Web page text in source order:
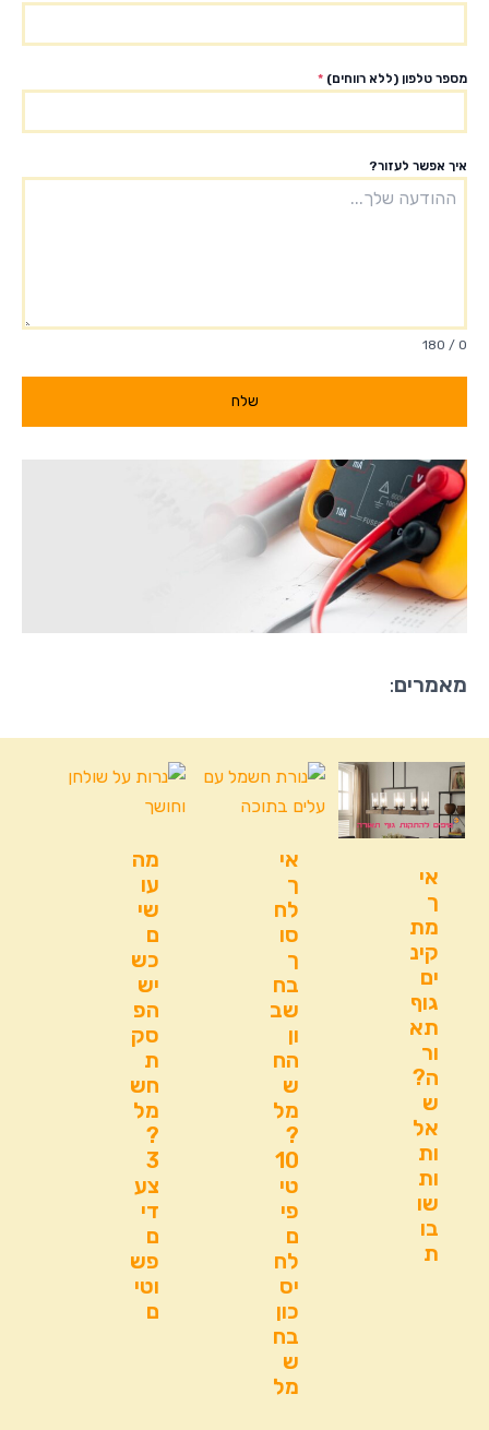
מספר טלפון (ללא רווחים) *
איך אפשר לעזור?
0 / 180
שלח
מאמרים:
אי
ך
מת
קינ
ים
גוף
תא
ור
ה?
ש
אל
ות
ות
שו
בו
ת
אי
ך
לח
סו
ך
בח
שב
ון
הח
ש
מל
?
10
טי
פי
ם
לח
יס
כון
בח
ש
מל
מה
עו
שי
ם
כש
יש
הפ
סק
ת
חש
מל
?
3
צע
די
ם
פש
וטי
ם